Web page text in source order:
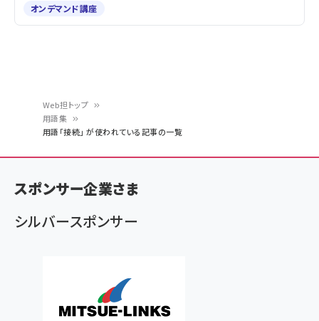
ン
く
ず
Web担トップ
用語集
用語「接続」 が使われている記事の一覧
オンデマンド講座
スポンサー企業さま
シルバースポンサー